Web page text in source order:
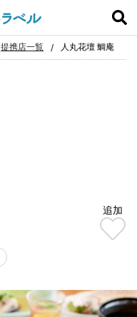
提携店一覧 人丸花壇 鯛庵
追加